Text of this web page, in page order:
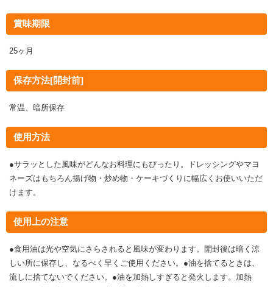
賞味期限
25ヶ月
保存方法[開封前]
常温、暗所保存
使用方法
●サラッとした風味がどんなお料理にもぴったり。ドレッシングやマヨ
ネーズはもちろん揚げ物・炒め物・ケーキづくりに幅広くお使いいただ
けます。
使用上の注意
●食用油は光や空気にさらされると風味が変わります。開封後は暗く涼
しい所に保存し、なるべく早くご使用ください。●油を捨てるときは、
流しに捨てないでください。●油を加熱しすぎると発火します。加熱